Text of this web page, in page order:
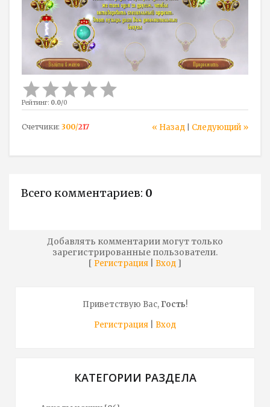
Рейтинг: 0.0/0
« Назад Следующий »
Счетчики: 300/217
Всего комментариев: 0
Добавлять комментарии могут только
зарегистрированные пользователи.
[ Регистрация Вход ]
Приветствую Вас,Гость!
Регистрация
Вход
КАТЕГОРИИ РАЗДЕЛА